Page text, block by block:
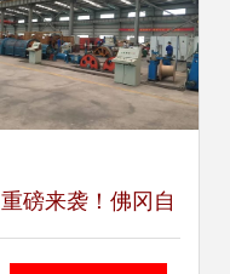
重磅来袭！佛冈自